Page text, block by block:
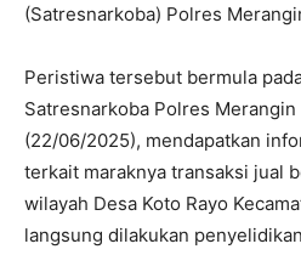
(Satresnarkoba) Polres
Peristiwa tersebut bermula
Satresnarkoba Polres Merangin
(22/06/2025), mendapatkan
terkait maraknya transaksi jual
wilayah Desa Koto Rayo
langsung dilakukan